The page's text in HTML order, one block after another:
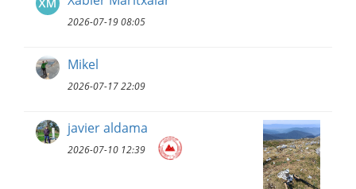
2026-07-19 08:05
Mikel
2026-07-17 22:09
javier aldama
2026-07-10 12:39